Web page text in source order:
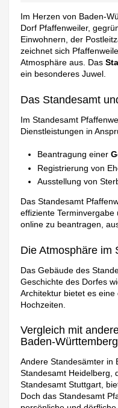
Im Herzen von Baden-
Dorf Pfaffenweiler,
Einwohnern, der
zeichnet sich
Atmosphäre aus. Das
ein besonderes Juwel.
Das Standesamt
Im Standesamt
Dienstleistungen in
Beantragung einer
Registrierung von
Ausstellung von
Das Standesamt
effiziente
online zu beantragen,
Die Atmosphäre im
Das Gebäude des
Geschichte des Dorfes
Architektur bietet es
Hochzeiten.
Vergleich mit
Baden-Württemberg
Andere Standesämter in
Standesamt Heidelberg,
Standesamt Stuttgart,
Doch das Standesamt